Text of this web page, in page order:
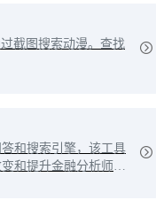
截图搜索动漫。查找
和搜索引擎，该工具
和提升金融分析师处